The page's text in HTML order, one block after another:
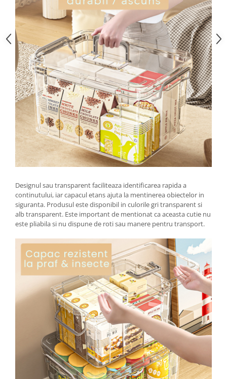
Zdrobitoare si teascuri
Teascuri
Zdrobitoare electrice
Zdrobitoare electrice & manuale
Zdrobitoare manuale
Masini de cusut si accesorii
Articole antidaunatori gradina
Sere si solarii
Suflante si aspiratoare exterior
Unelte altoit
Unelte manuale de gradina -
Folie si plase pt plante
Masini de maturat manuale
Masini batut stalpi
Aragaze, plite, piese butelii de
Accesorii aragaze & butelii
Gratare
Pirostrii si accesorii pentru gatit
Plite & aragaze
Iluminat & electrice
Prelungitoare & cabluri electrice
Designul sau transparent faciliteaza identificarea rapida a
continutului, iar capacul etans ajuta la mentinerea obiectelor in
siguranta. Produsul este disponibil in culorile gri transparent si
alb transparent. Este important de mentionat ca aceasta cutie nu
este pliabila si nu dispune de roti sau manere pentru transport.